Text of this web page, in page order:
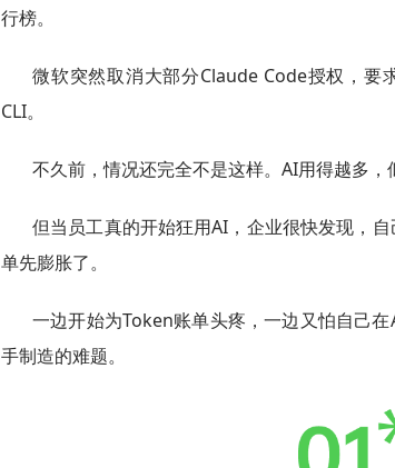
行榜。
微软突然取消大部分Claude Code授权，
CLI。
不久前，情况还完全不是这样。AI用得越多，
但当员工真的开始狂用AI，企业很快发现，
单先膨胀了。
一边开始为Token账单头疼，一边又怕自己
手制造的难题。